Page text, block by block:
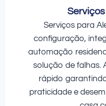
Serviços para
configuração,
automação
solução de falhas.
rápido
praticidade e